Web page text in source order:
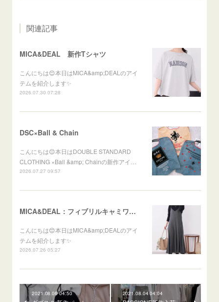
関連記事
MICA&DEAL 新作Tシャツ
こんにちは😊本日はMICA&amp;DEALのアイ
テムを紹介します✨
2026.07.30 07:28
DSC×Ball & Chain
こんにちは😊本日はDOUBLE STANDARD
CLOTHING ×Ball &amp; Chainの新作アイ…
2026.07.27 09:57
MICA&DEAL：フィブリルキャミワンピース
こんにちは😊本日はMICA&amp;DEALのアイ
テムを紹介します✨
2026.07.26 05:27
2021.08.06 04:50 2021.08.04 04:04